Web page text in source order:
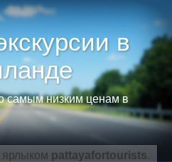
в
самым низким ценам в
pattayafortourists.